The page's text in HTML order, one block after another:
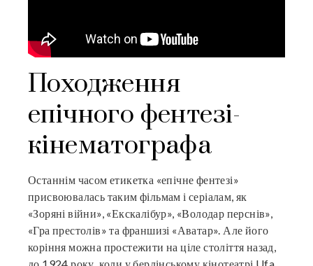
Походження
епічного фентезі-
кінематографа
Останнім часом етикетка «епічне фентезі»
присвоювалась таким фільмам і серіалам, як
«Зоряні війни», «Екскалібур», «Володар перснів»,
«Гра престолів» та франшизі «Аватар». Але його
коріння можна простежити на ціле століття назад,